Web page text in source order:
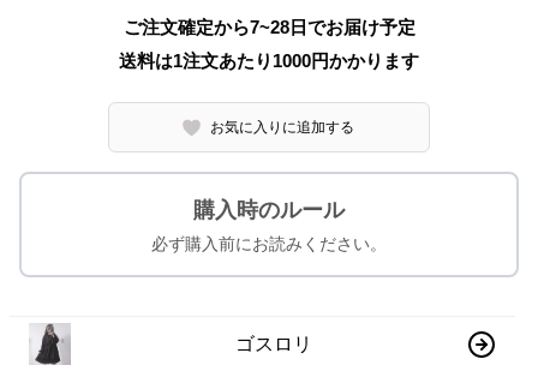
ご注文確定から7~28日でお届け予定
送料は1注文あたり 1000円かかります
お気に入りに追加する
購入時のルール
必ず購入前にお読みください。
ゴスロリ